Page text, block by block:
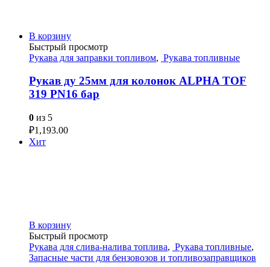
В корзину
Быстрый просмотр
Рукава для заправки топливом, Рукава топливные
Рукав ду 25мм для колонок ALPHA TOF
319 PN16 бар
0 из 5
₽1,193.00
Хит
В корзину
Быстрый просмотр
Рукава для слива-налива топлива, Рукава топливные,
Запасные части для бензовозов и топливозаправщиков